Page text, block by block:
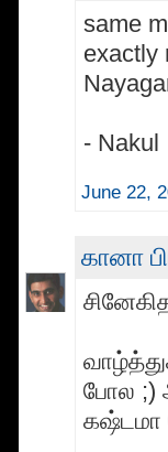
same
exactly
- Nakul
June 22,
கானா
போல ;)
கஷ்டமா